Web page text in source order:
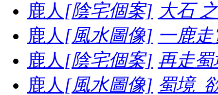
鹿人 [陰宅個案] 大石
鹿人 [風水圖像] 一鹿
鹿人 [陰宅個案] 再走
鹿人 [風水圖像] 蜀境_